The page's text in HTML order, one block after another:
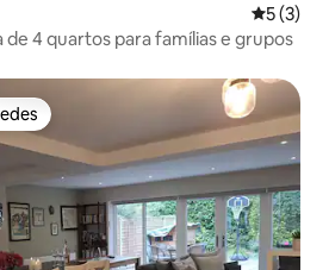
5 de
5 (3)
de 4 quartos para famílias e grupos
dos hóspedes